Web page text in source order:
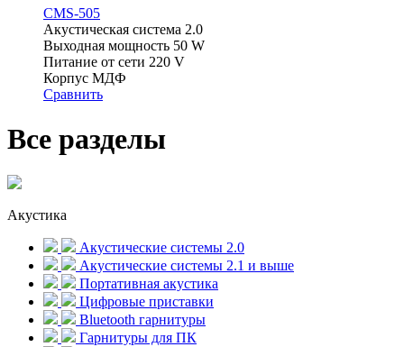
CMS-505
Акустическая система 2.0
Выходная мощность 50 W
Питание от сети 220 V
Корпус МДФ
Сравнить
Все разделы
Акустика
Акустические системы 2.0
Акустические системы 2.1 и выше
Портативная акустика
Цифровые приставки
Bluetooth гарнитуры
Гарнитуры для ПК